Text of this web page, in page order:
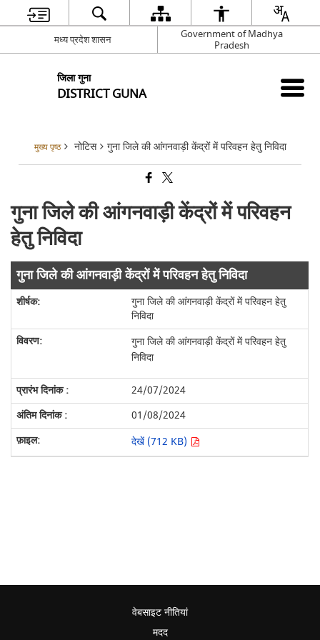
मध्य प्रदेश शासन
Government of Madhya
Pradesh
जिला गुना
DISTRICT GUNA
मुख्य पृष्ठ नोटिस गुना जिले की आंगनवाड़ी केंद्रों में परिवहन हेतु निविदा
गुना जिले की आंगनवाड़ी केंद्रों में परिवहन
हेतु निविदा
गुना जिले की आंगनवाड़ी केंद्रों में परिवहन हेतु निविदा
गुना जिले की आंगनवाड़ी केंद्रों में परिवहन हेतु
निविदा
गुना जिले की आंगनवाड़ी केंद्रों में परिवहन हेतु
निविदा
24/07/2024
01/08/2024
देखें (712 KB)
वेबसाइट नीतियां
मदद